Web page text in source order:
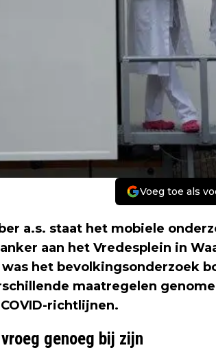
Voeg toe als
a.s. staat het mobiele
aan het Vredesplein in
het bevolkingsonderzoek
maatregelen
richtlijnen.
genoeg bij zijn